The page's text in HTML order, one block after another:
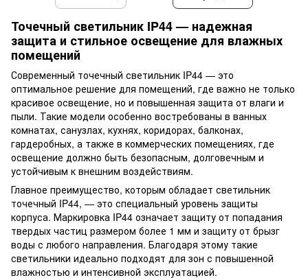
Точечный светильник IP44 — надежная
защита и стильное освещение для влажных
помещений
Современный точечный светильник IP44 — это
оптимальное решение для помещений, где важно не только
красивое освещение, но и повышенная защита от влаги и
пыли. Такие модели особенно востребованы в ванных
комнатах, санузлах, кухнях, коридорах, балконах,
гардеробных, а также в коммерческих помещениях, где
освещение должно быть безопасным, долговечным и
устойчивым к внешним воздействиям.
Главное преимущество, которым обладает светильник
точечный IP44, — это специальный уровень защиты
корпуса. Маркировка IP44 означает защиту от попадания
твердых частиц размером более 1 мм и защиту от брызг
воды с любого направления. Благодаря этому такие
светильники идеально подходят для зон с повышенной
влажностью и интенсивной эксплуатацией.